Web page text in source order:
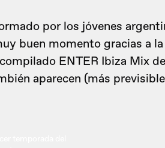
por los jóvenes
buen momento gracias a
ENTER Ibiza Mix
aparecen (más